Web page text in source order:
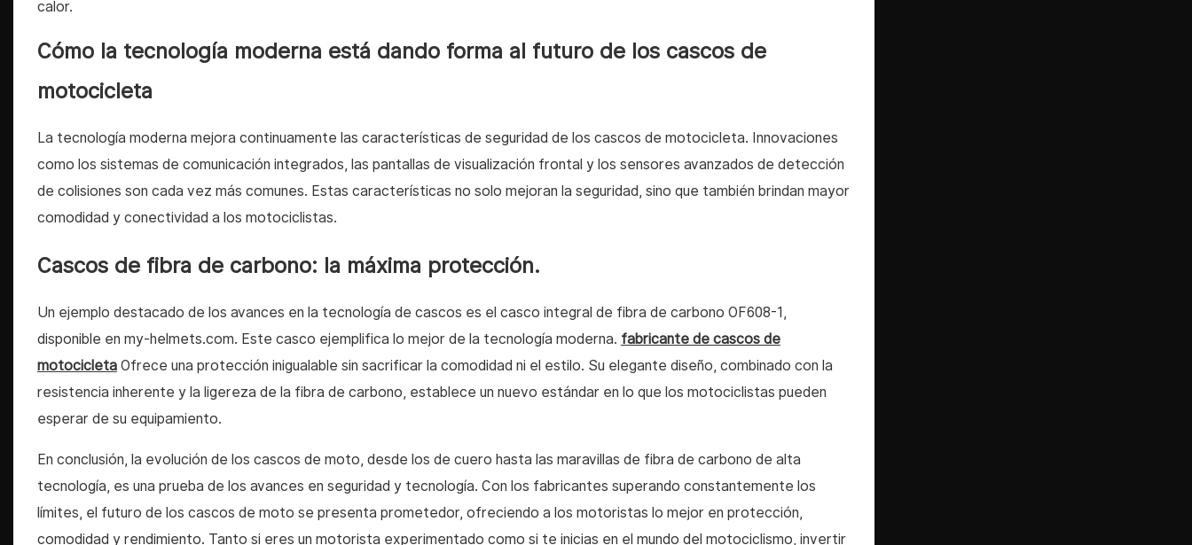
calor.
Cómo la tecnología moderna está dando forma al futuro de los cascos de
motocicleta
La tecnología moderna mejora continuamente las características de seguridad de los cascos de motocicleta. Innovaciones
como los sistemas de comunicación integrados, las pantallas de visualización frontal y los sensores avanzados de detección
de colisiones son cada vez más comunes. Estas características no solo mejoran la seguridad, sino que también brindan mayor
comodidad y conectividad a los motociclistas.
Cascos de fibra de carbono: la máxima protección.
Un ejemplo destacado de los avances en la tecnología de cascos es el casco integral de fibra de carbono OF608-1,
disponible en my-helmets.com. Este casco ejemplifica lo mejor de la tecnología moderna. fabricante de cascos de
motocicletaOfrece una protección inigualable sin sacrificar la comodidad ni el estilo. Su elegante diseño, combinado con la
resistencia inherente y la ligereza de la fibra de carbono, establece un nuevo estándar en lo que los motociclistas pueden
esperar de su equipamiento.
En conclusión, la evolución de los cascos de moto, desde los de cuero hasta las maravillas de fibra de carbono de alta
tecnología, es una prueba de los avances en seguridad y tecnología. Con los fabricantes superando constantemente los
límites, el futuro de los cascos de moto se presenta prometedor, ofreciendo a los motoristas lo mejor en protección,
comodidad y rendimiento. Tanto si eres un motorista experimentado como si te inicias en el mundo del motociclismo, invertir